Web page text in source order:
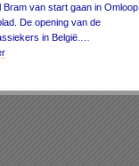
Bram van start gaan in Omloop
De opening van de
in België.…